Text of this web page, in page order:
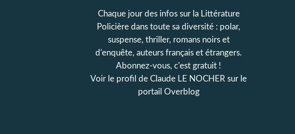
Chaque jour des infos sur la Littérature
Policière dans toute sa diversité : polar,
suspense, thriller, romans noirs et
d'enquête, auteurs français et étrangers.
Abonnez-vous, c'est gratuit !
Voir le profil de Claude LE NOCHER sur le
portail Overblog